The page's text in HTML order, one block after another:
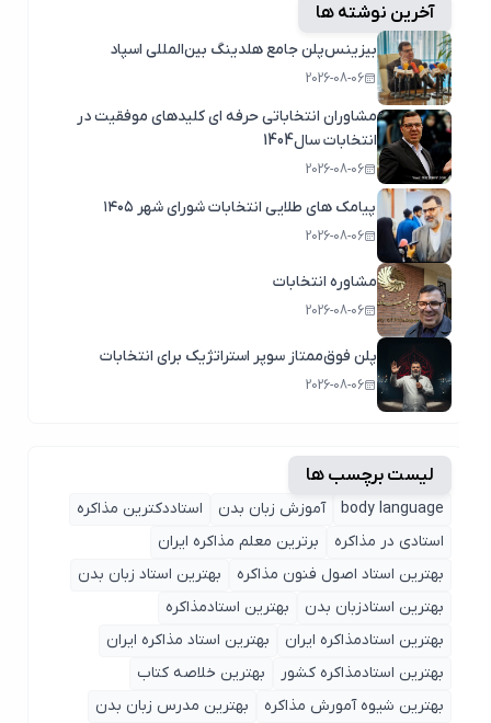
آخرین نوشته ها
بیزینس‌پلن جامع هلدینگ بین‌المللی اسپاد
2026-08-06
مشاوران انتخاباتی حرفه ای کلیدهای موفقیت در
انتخابات سال1404
2026-08-06
پیامک های طلایی انتخابات شورای شهر ۱۴۰۵
2026-08-06
مشاوره انتخابات
2026-08-06
پلن فوق‌ممتاز سوپر استراتژیک برای انتخابات
2026-08-06
لیست برچسب ها
body language آموزش زبان بدن
استاددکترین مذاکره
استادی در مذاکره
برترین معلم مذاکره ایران
بهترین استاد اصول ‌فنون مذاکره
بهترین استاد زبان بدن
بهترین استادزبان بدن
بهترین استادمذاکره
بهترین استادمذاکره ایران
بهترین استاد مذاکره ایران
بهترین استادمذاکره کشور
بهترین خلاصه کتاب
بهترین شیوه آمورش مذاکره
بهترین مدرس زبان بدن